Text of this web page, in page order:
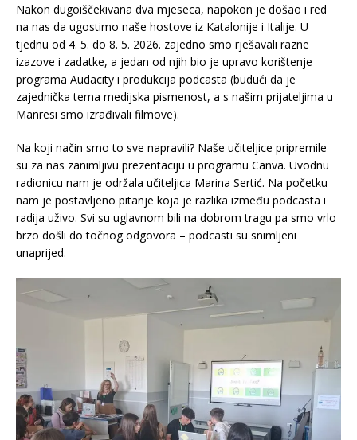
Nakon dugoiščekivana dva mjeseca, napokon je došao i red
na nas da ugostimo naše hostove iz Katalonije i Italije. U
tjednu od 4. 5. do 8. 5. 2026. zajedno smo rješavali razne
izazove i zadatke, a jedan od njih bio je upravo korištenje
programa Audacity i produkcija podcasta (budući da je
zajednička tema medijska pismenost, a s našim prijateljima u
Manresi smo izrađivali filmove).
Na koji način smo to sve napravili? Naše učiteljice pripremile
su za nas zanimljivu prezentaciju u programu Canva. Uvodnu
radionicu nam je održala učiteljica Marina Sertić. Na početku
nam je postavljeno pitanje koja je razlika između podcasta i
radija uživo. Svi su uglavnom bili na dobrom tragu pa smo vrlo
brzo došli do točnog odgovora – podcasti su snimljeni
unaprijed.